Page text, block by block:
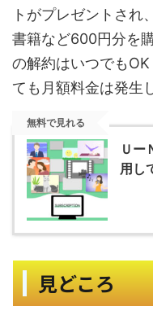
トがプレゼントされ
書籍など600円分を
の解約はいつでも
ても月額料金は発生
無料で見れる
Ｕー
用し
見どころ